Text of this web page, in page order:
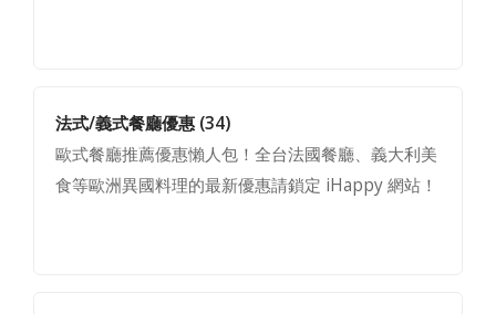
法式/義式餐廳優惠 (34)
歐式餐廳推薦優惠懶人包！全台法國餐廳、義大利美
食等歐洲異國料理的最新優惠請鎖定 iHappy 網站！